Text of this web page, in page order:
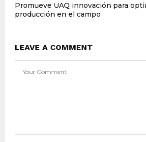
Promueve UAQ innovación para
producción en el campo
LEAVE A COMMENT